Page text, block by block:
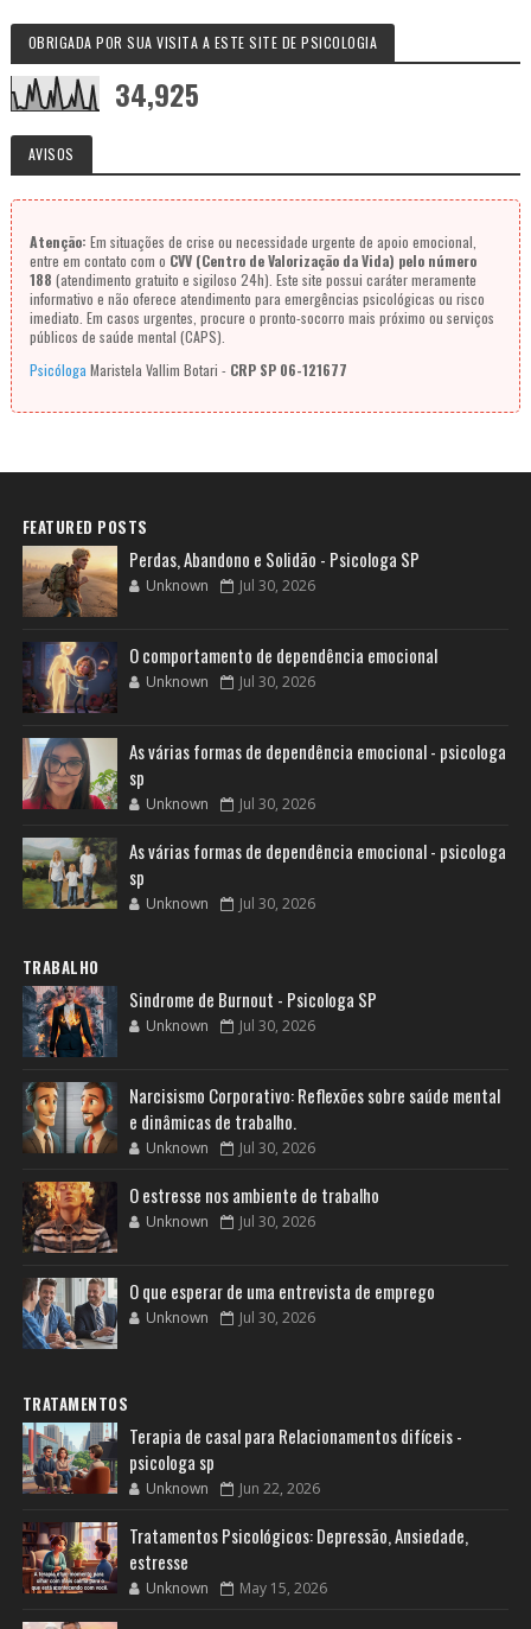
OBRIGADA POR SUA VISITA A ESTE SITE DE PSICOLOGIA
34,925
AVISOS
Atenção: Em situações de crise ou necessidade urgente de apoio emocional,
entre em contato com o CVV (Centro de Valorização da Vida) pelo número
188 (atendimento gratuito e sigiloso 24h). Este site possui caráter meramente
informativo e não oferece atendimento para emergências psicológicas ou risco
imediato. Em casos urgentes, procure o pronto-socorro mais próximo ou serviços
públicos de saúde mental (CAPS).
Psicóloga Maristela Vallim Botari - CRP SP 06-121677
FEATURED POSTS
Perdas, Abandono e Solidão - Psicologa SP
Unknown Jul 30, 2026
O comportamento de dependência emocional
Unknown Jul 30, 2026
As várias formas de dependência emocional - psicologa
sp
Unknown Jul 30, 2026
As várias formas de dependência emocional - psicologa
sp
Unknown Jul 30, 2026
TRABALHO
Sindrome de Burnout - Psicologa SP
Unknown Jul 30, 2026
Narcisismo Corporativo: Reflexões sobre saúde mental
e dinâmicas de trabalho.
Unknown Jul 30, 2026
O estresse nos ambiente de trabalho
Unknown Jul 30, 2026
O que esperar de uma entrevista de emprego
Unknown Jul 30, 2026
TRATAMENTOS
Terapia de casal para Relacionamentos difíceis -
psicologa sp
Unknown Jun 22, 2026
Tratamentos Psicológicos: Depressão, Ansiedade,
estresse
Unknown May 15, 2026